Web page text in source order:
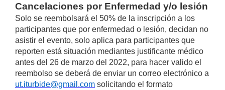
Cancelaciones por Enfermedad y/o lesión
Solo se reembolsará el 50% de la inscripción a los
participantes que por enfermedad o lesión, decidan no
asistir el evento, solo aplica para participantes que
reporten está situación mediantes justificante médico
antes del 26 de marzo del 2022, para hacer valido el
reembolso se deberá de enviar un correo electrónico a
ut.iturbide@gmail.com solicitando el formato